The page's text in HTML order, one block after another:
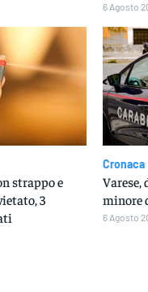
6 Agosto
strappo e
3
Cronaca
minore
6 Agosto